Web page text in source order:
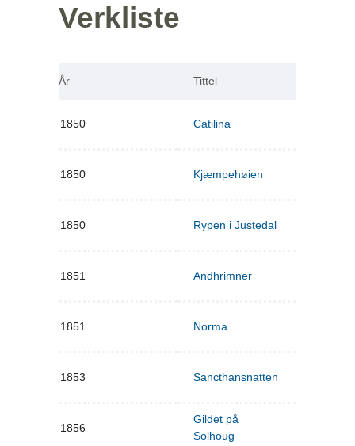
Verkliste
År Tittel
1850 Catilina
1850 Kjæmpehøien
1850 Rypen i Justedal
1851 Andhrimner
1851 Norma
1853 Sancthansnatten
1856
Gildet på
Solhoug